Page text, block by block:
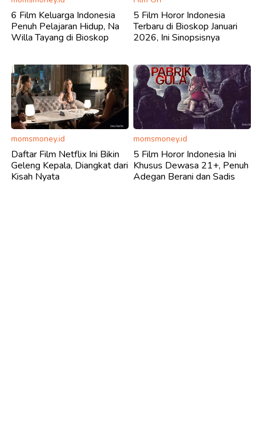
6 Film Keluarga Indonesia
Penuh Pelajaran Hidup, Na
Willa Tayang di Bioskop
5 Film Horor Indonesia
Terbaru di Bioskop Januari
2026, Ini Sinopsisnya
momsmoney.id
Daftar Film Netflix Ini Bikin
Geleng Kepala, Diangkat dari
Kisah Nyata
momsmoney.id
5 Film Horor Indonesia Ini
Khusus Dewasa 21+, Penuh
Adegan Berani dan Sadis